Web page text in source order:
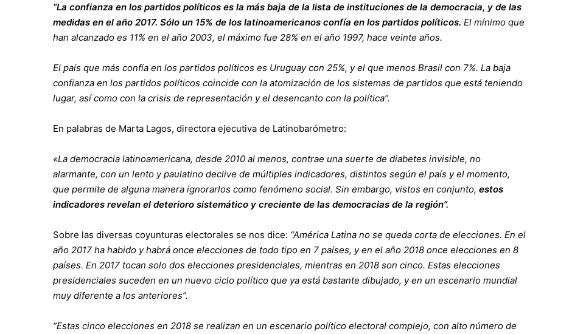
“La confianza en los partidos políticos es la más baja de la lista de instituciones de la democracia, y de las
medidas en el año 2017. Sólo un 15% de los latinoamericanos confía en los partidos políticos. El mínimo que
han alcanzado es 11% en el año 2003, el máximo fue 28% en el año 1997, hace veinte años.
El país que más confía en los partidos políticos es Uruguay con 25%, y el que menos Brasil con 7%. La baja
confianza en los partidos políticos coincide con la atomización de los sistemas de partidos que está teniendo
lugar, así como con la crisis de representación y el desencanto con la política”.
En palabras de Marta Lagos, directora ejecutiva de Latinobarómetro:
«La democracia latinoamericana, desde 2010 al menos, contrae una suerte de diabetes invisible, no
alarmante, con un lento y paulatino declive de múltiples indicadores, distintos según el país y el momento,
que permite de alguna manera ignorarlos como fenómeno social. Sin embargo, vistos en conjunto, estos
indicadores revelan el deterioro sistemático y creciente de las democracias de la región”.
Sobre las diversas coyunturas electorales se nos dice: “América Latina no se queda corta de elecciones. En el
año 2017 ha habido y habrá once elecciones de todo tipo en 7 países, y en el año 2018 once elecciones en 8
países. En 2017 tocan solo dos elecciones presidenciales, mientras en 2018 son cinco. Estas elecciones
presidenciales suceden en un nuevo ciclo político que ya está bastante dibujado, y en un escenario mundial
muy diferente a los anteriores”.
“Estas cinco elecciones en 2018 se realizan en un escenario político electoral complejo, con alto número de